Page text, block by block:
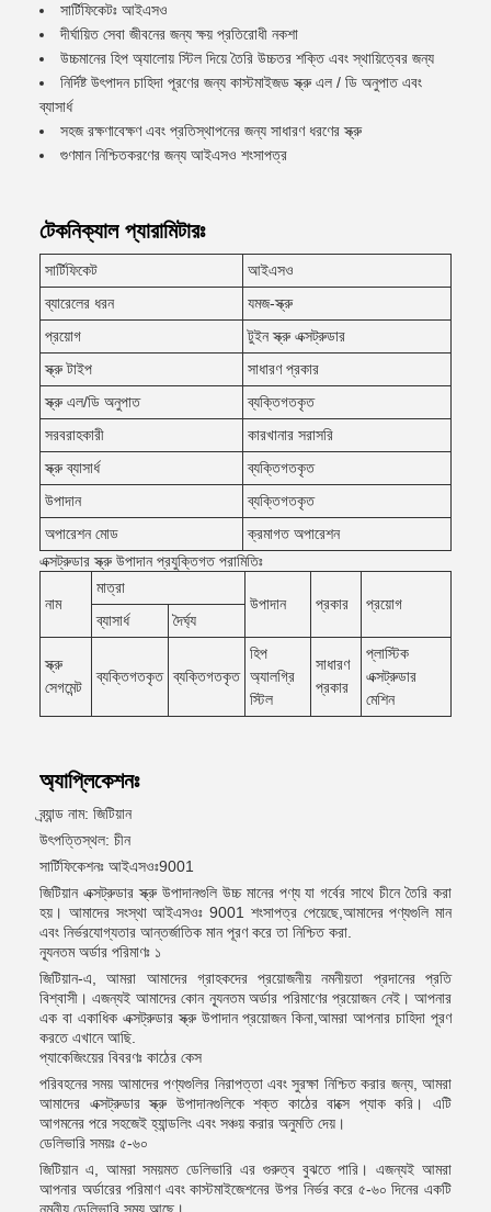
সার্টিফিকেটঃ আইএসও
দীর্ঘায়িত সেবা জীবনের জন্য ক্ষয় প্রতিরোধী নকশা
উচ্চমানের হিপ অ্যালোয় স্টিল দিয়ে তৈরি উচ্চতর শক্তি এবং স্থায়িত্বের জন্য
নির্দিষ্ট উৎপাদন চাহিদা পূরণের জন্য কাস্টমাইজড স্ক্রু এল / ডি অনুপাত এবং
ব্যাসার্ধ
সহজ রক্ষণাবেক্ষণ এবং প্রতিস্থাপনের জন্য সাধারণ ধরণের স্ক্রু
গুণমান নিশ্চিতকরণের জন্য আইএসও শংসাপত্র
টেকনিক্যাল প্যারামিটারঃ
সার্টিফিকেট
আইএসও
ব্যারেলের ধরন
যমজ-স্ক্রু
প্রয়োগ
টুইন স্ক্রু এক্সট্রুডার
স্ক্রু টাইপ
সাধারণ প্রকার
স্ক্রু এল/ডি অনুপাত
ব্যক্তিগতকৃত
সরবরাহকারী
কারখানার সরাসরি
স্ক্রু ব্যাসার্ধ
ব্যক্তিগতকৃত
উপাদান
ব্যক্তিগতকৃত
অপারেশন মোড
ক্রমাগত অপারেশন
এক্সট্রুডার স্ক্রু উপাদান প্রযুক্তিগত পরামিতিঃ
নাম
মাত্রা
উপাদান
প্রকার
প্রয়োগ
ব্যাসার্ধ
দৈর্ঘ্য
স্ক্রু
সেগমেন্ট
ব্যক্তিগতকৃত ব্যক্তিগতকৃত
হিপ
অ্যালগ্রি
স্টিল
সাধারণ
প্রকার
প্লাস্টিক
এক্সট্রুডার
মেশিন
অ্যাপ্লিকেশনঃ
ব্র্যান্ড নাম: জিটিয়ান
উৎপত্তিস্থল: চীন
সার্টিফিকেশনঃ আইএসওঃ9001
জিটিয়ান এক্সট্রুডার স্ক্রু উপাদানগুলি উচ্চ মানের পণ্য যা গর্বের সাথে চীনে তৈরি করা
হয়। আমাদের সংস্থা আইএসওঃ 9001 শংসাপত্র পেয়েছে,আমাদের পণ্যগুলি মান
এবং নির্ভরযোগ্যতার আন্তর্জাতিক মান পূরণ করে তা নিশ্চিত করা.
ন্যূনতম অর্ডার পরিমাণঃ ১
জিটিয়ান-এ, আমরা আমাদের গ্রাহকদের প্রয়োজনীয় নমনীয়তা প্রদানের প্রতি
বিশ্বাসী। এজন্যই আমাদের কোন ন্যূনতম অর্ডার পরিমাণের প্রয়োজন নেই। আপনার
এক বা একাধিক এক্সট্রুডার স্ক্রু উপাদান প্রয়োজন কিনা,আমরা আপনার চাহিদা পূরণ
করতে এখানে আছি.
প্যাকেজিংয়ের বিবরণঃ কাঠের কেস
পরিবহনের সময় আমাদের পণ্যগুলির নিরাপত্তা এবং সুরক্ষা নিশ্চিত করার জন্য, আমরা
আমাদের এক্সট্রুডার স্ক্রু উপাদানগুলিকে শক্ত কাঠের বাক্সে প্যাক করি। এটি
আগমনের পরে সহজেই হ্যান্ডলিং এবং সঞ্চয় করার অনুমতি দেয়।
ডেলিভারি সময়ঃ ৫-৬০
জিটিয়ান এ, আমরা সময়মত ডেলিভারি এর গুরুত্ব বুঝতে পারি। এজন্যই আমরা
আপনার অর্ডারের পরিমাণ এবং কাস্টমাইজেশনের উপর নির্ভর করে ৫-৬০ দিনের একটি